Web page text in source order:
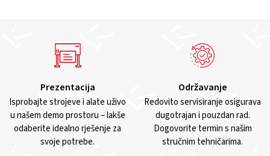
Prezentacija
Isprobajte strojeve i alate uživo
u našem demo prostoru – lakše
odaberite idealno rješenje za
svoje potrebe.
Održavanje
Redovito servisiranje osigurava
dugotrajan i pouzdan rad.
Dogovorite termin s našim
stručnim tehničarima.